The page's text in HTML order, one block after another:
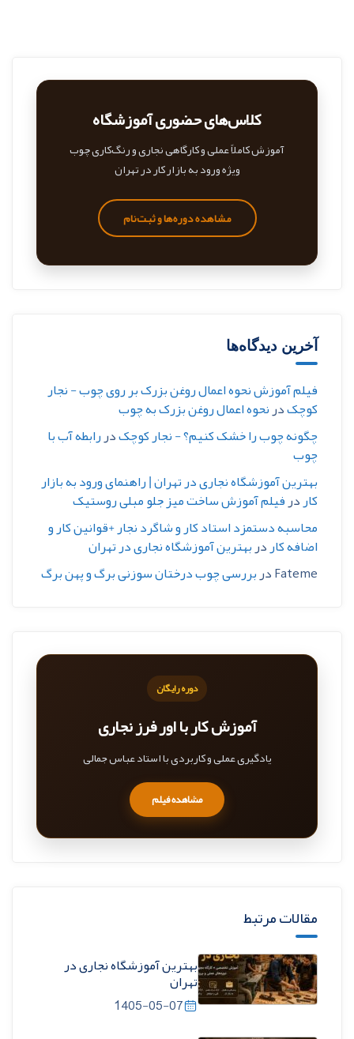
کلاس‌های حضوری آموزشگاه
آموزش کاملاً عملی و کارگاهی نجاری و رنگ‌کاری چوب
ویژه ورود به بازار کار در تهران
مشاهده دوره‌ها و ثبت‌نام
آخرین دیدگاه‌ها
فیلم آموزش نحوه اعمال روغن بزرک بر روی چوب - نجار
کوچکدرنحوه اعمال روغن بزرک به چوب
چگونه چوب را خشک کنیم؟ - نجار کوچکدررابطه آب با
چوب
بهترین آموزشگاه نجاری در تهران | راهنمای ورود به بازار
کاردرفیلم آموزش ساخت میز جلو مبلی روستیک
محاسبه دستمزد استاد کار و شاگرد نجار +قوانین کار و
اضافه کاردربهترین آموزشگاه نجاری در تهران
Fatemeدربررسی چوب درختان سوزنی برگ و پهن برگ
دوره رایگان
آموزش کار با اور فرز نجاری
یادگیری عملی و کاربردی با استاد عباس جمالی
مشاهده فیلم
مقالات مرتبط
بهترین آموزشگاه نجاری در
تهران
1405-05-07